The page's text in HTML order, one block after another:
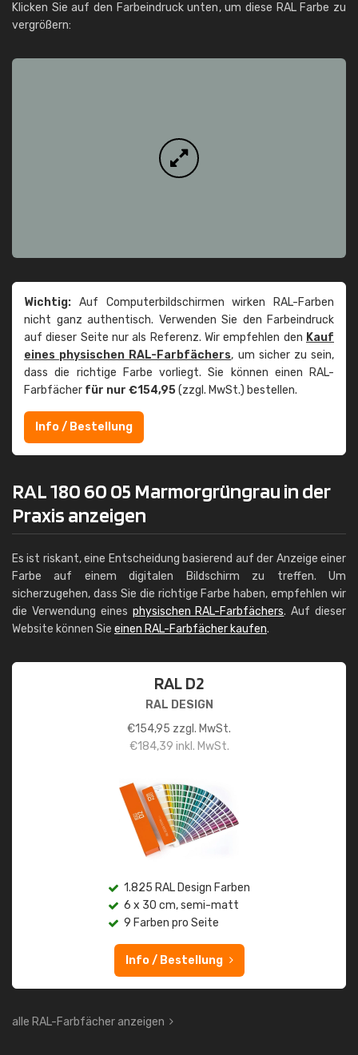
Klicken Sie auf den Farbeindruck unten, um diese RAL Farbe zu
vergrößern:
Wichtig: Auf Computerbildschirmen wirken RAL-Farben
nicht ganz authentisch. Verwenden Sie den Farbeindruck
auf dieser Seite nur als Referenz. Wir empfehlen den Kauf
eines physischen RAL-Farbfächers, um sicher zu sein,
dass die richtige Farbe vorliegt. Sie können einen RAL-
Farbfächer für nur €154,95(zzgl. MwSt.) bestellen.
Info / Bestellung
RAL 180 60 05 Marmorgrüngrau in der
Praxis anzeigen
Es ist riskant, eine Entscheidung basierend auf der Anzeige einer
Farbe auf einem digitalen Bildschirm zu treffen. Um
sicherzugehen, dass Sie die richtige Farbe haben, empfehlen wir
die Verwendung eines physischen RAL-Farbfächers. Auf dieser
Website können Sie einen RAL-Farbfächer kaufen.
RAL D2
RAL DESIGN
€154,95 zzgl. MwSt.
€184,39 inkl. MwSt.
1.825 RAL Design Farben
6 x 30 cm, semi-matt
9 Farben pro Seite
Info / Bestellung
alle RAL-Farbfächer anzeigen